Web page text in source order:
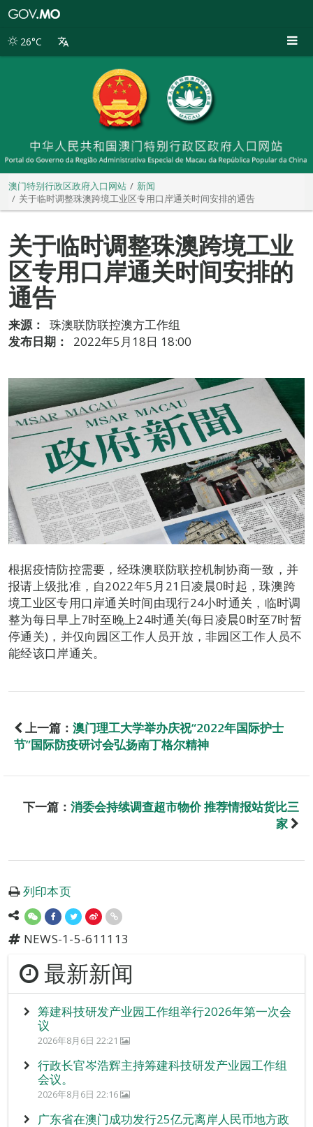
别
26°C
澳门特别行政区政府入口网站
新闻
关于临时调整珠澳跨境工业区专用口岸通关时间安排的通告
关于临时调整珠澳跨境工业
区专用口岸通关时间安排的
通告
来源：
珠澳联防联控澳方工作组
发布日期：
2022年5月18日 18:00
根据疫情防控需要，经珠澳联防联控机制协商一致，并
报请上级批准，自2022年5月21日凌晨0时起，珠澳跨
境工业区专用口岸通关时间由现行24小时通关，临时调
整为每日早上7时至晚上24时通关(每日凌晨0时至7时暂
停通关)，并仅向园区工作人员开放，非园区工作人员不
能经该口岸通关。
上一篇： 澳门理工大学举办庆祝“2022年国际护士
节”国际防疫研讨会弘扬南丁格尔精神
下一篇： 消委会持续调查超市物价 推荐情报站货比三
家
列印本页
NEWS-1-5-611113
最新新闻
筹建科技研发产业园工作组举行2026年第一次会
议
2026年8月6日 22:21
行政长官岑浩辉主持筹建科技研发产业园工作组
会议。
2026年8月6日 22:16
广东省在澳门成功发行25亿元离岸人民币地方政